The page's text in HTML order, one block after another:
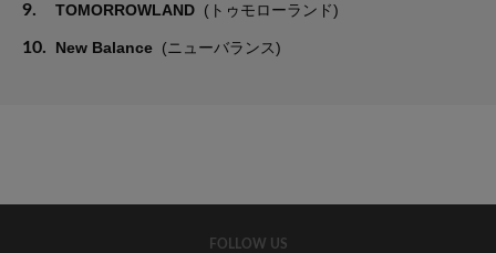
9. TOMORROWLAND (トゥモローランド)
10. New Balance (ニューバランス)
FOLLOW US